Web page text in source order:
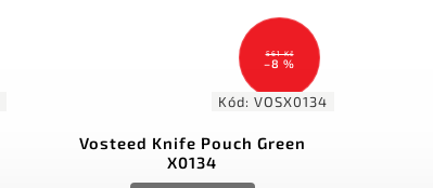
561 Kč
–8 %
Kód: VOSX0134
Vosteed Knife Pouch Green
X0134